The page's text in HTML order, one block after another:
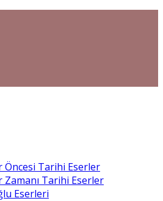
Öncesi Tarihi Eserler
Tarihi Eserler
Eserleri